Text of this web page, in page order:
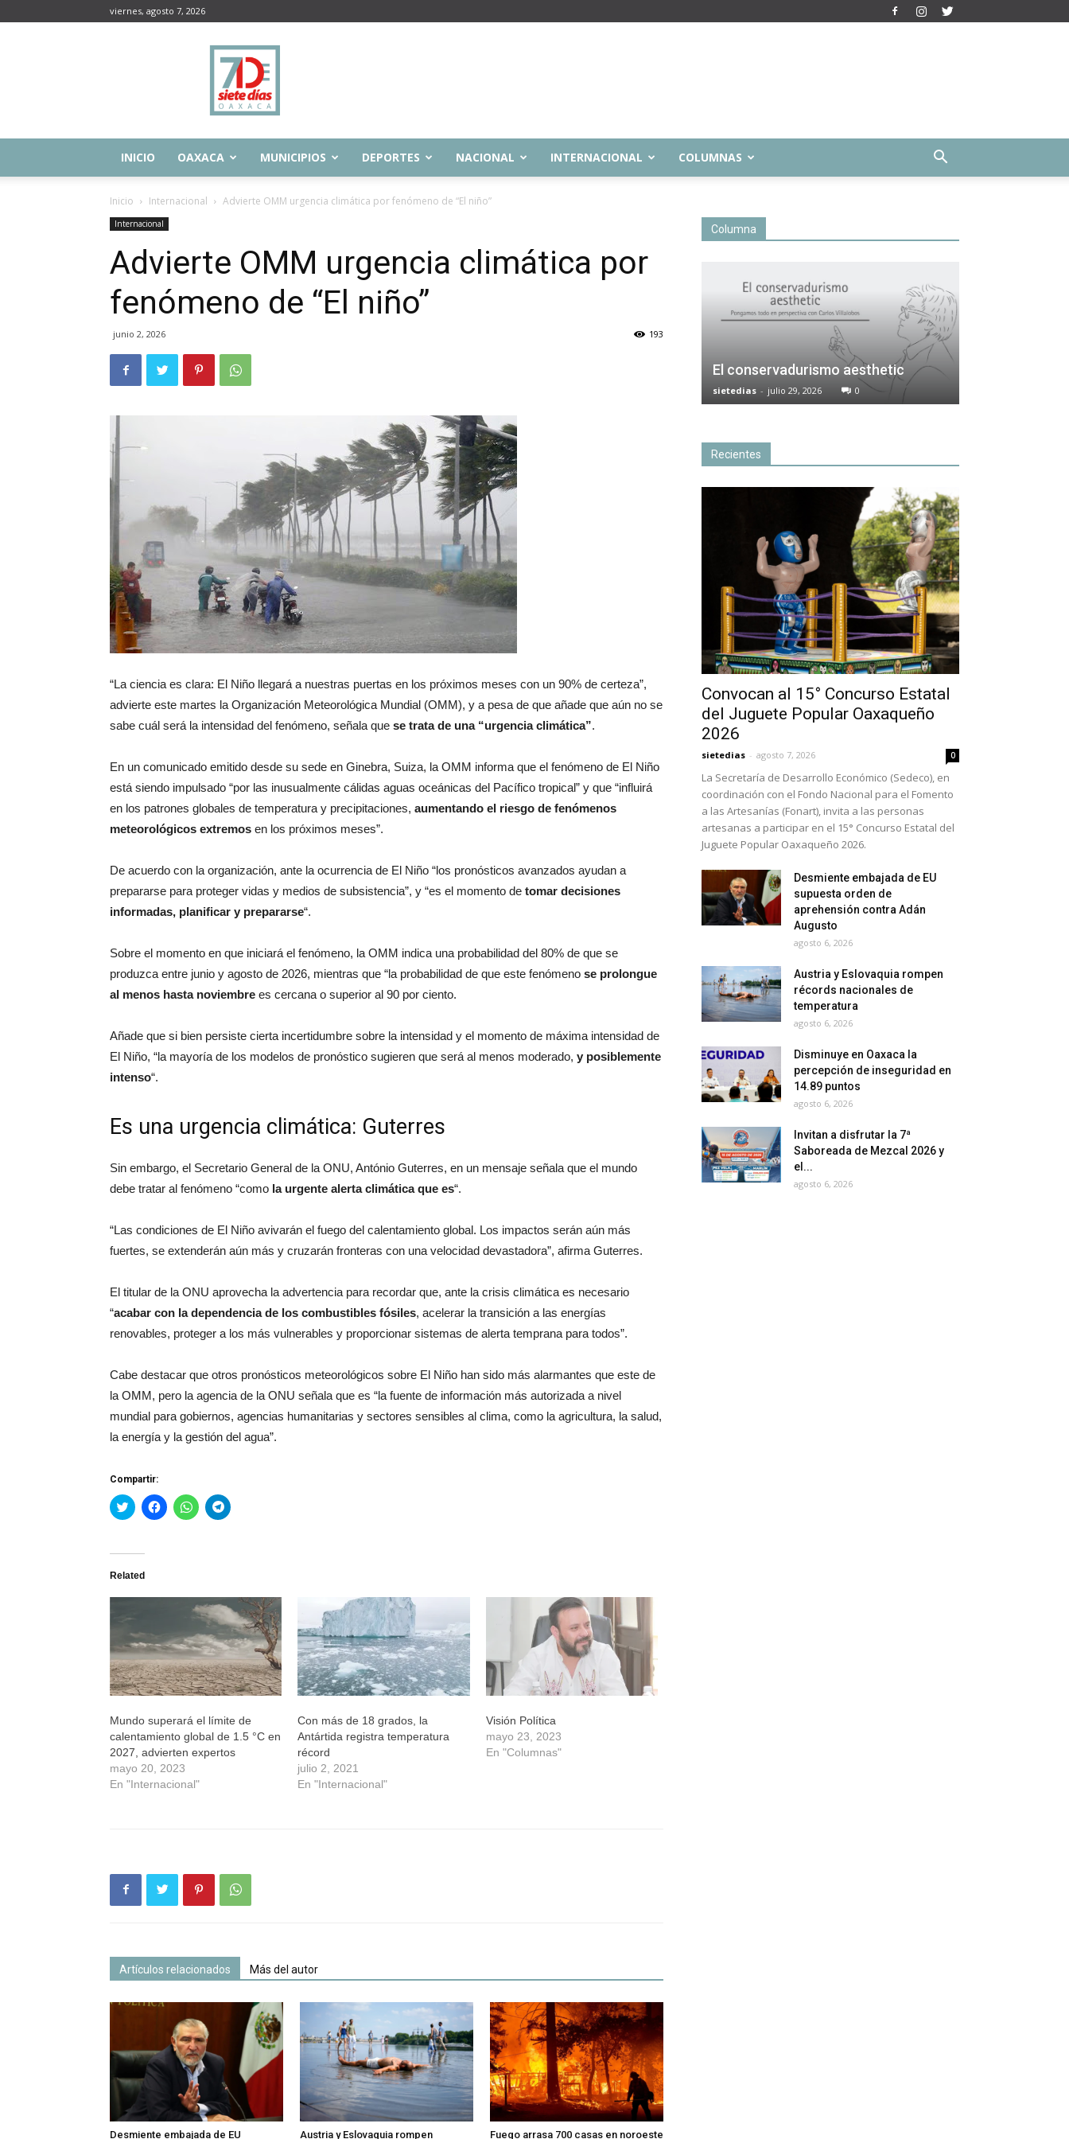
viernes, agosto 7, 2026
Siete
Días
Oaxaca
INICIO OAXACA MUNICIPIOS DEPORTES NACIONAL INTERNACIONAL COLUMNAS
Inicio Internacional Advierte OMM urgencia climática por fenómeno de “El niño”
Internacional
Advierte OMM urgencia climática por
fenómeno de “El niño”
junio 2, 2026 193
“La ciencia es clara: El Niño llegará a nuestras puertas en los próximos meses con un 90% de certeza”,
advierte este martes la Organización Meteorológica Mundial (OMM), y a pesa de que añade que aún no se
sabe cuál será la intensidad del fenómeno, señala que se trata de una “urgencia climática”.
En un comunicado emitido desde su sede en Ginebra, Suiza, la OMM informa que el fenómeno de El Niño
está siendo impulsado “por las inusualmente cálidas aguas oceánicas del Pacífico tropical” y que “influirá
en los patrones globales de temperatura y precipitaciones, aumentando el riesgo de fenómenos
meteorológicos extremos en los próximos meses”.
De acuerdo con la organización, ante la ocurrencia de El Niño “los pronósticos avanzados ayudan a
prepararse para proteger vidas y medios de subsistencia”, y “es el momento de tomar decisiones
informadas, planificar y prepararse“.
Sobre el momento en que iniciará el fenómeno, la OMM indica una probabilidad del 80% de que se
produzca entre junio y agosto de 2026, mientras que “la probabilidad de que este fenómeno se prolongue
al menos hasta noviembre es cercana o superior al 90 por ciento.
Añade que si bien persiste cierta incertidumbre sobre la intensidad y el momento de máxima intensidad de
El Niño, “la mayoría de los modelos de pronóstico sugieren que será al menos moderado, y posiblemente
intenso“.
Es una urgencia climática: Guterres
Sin embargo, el Secretario General de la ONU, António Guterres, en un mensaje señala que el mundo
debe tratar al fenómeno “como la urgente alerta climática que es“.
“Las condiciones de El Niño avivarán el fuego del calentamiento global. Los impactos serán aún más
fuertes, se extenderán aún más y cruzarán fronteras con una velocidad devastadora”, afirma Guterres.
El titular de la ONU aprovecha la advertencia para recordar que, ante la crisis climática es necesario
“acabar con la dependencia de los combustibles fósiles, acelerar la transición a las energías
renovables, proteger a los más vulnerables y proporcionar sistemas de alerta temprana para todos”.
Cabe destacar que otros pronósticos meteorológicos sobre El Niño han sido más alarmantes que este de
la OMM, pero la agencia de la ONU señala que es “la fuente de información más autorizada a nivel
mundial para gobiernos, agencias humanitarias y sectores sensibles al clima, como la agricultura, la salud,
la energía y la gestión del agua”.
Compartir:
Haz
clic
Twitter
abre
una
nueva)
Haz
clic
una
ventana
Haz
clic
una
ventana
nueva)
Haz
clic
una
ventana
nueva)
Related
Mundo superará el límite de
calentamiento global de 1.5 °C en
2027, advierten expertos
mayo 20, 2023
En "Internacional"
Con más de 18 grados, la
Antártida registra temperatura
récord
julio 2, 2021
En "Internacional"
Visión Política
mayo 23, 2023
En "Columnas"
Artículos relacionados Más del autor
Desmiente embajada de EU Austria y Eslovaquia rompen Fuego arrasa 700 casas en noroeste
Columna
El conservadurismo aesthetic
sietedias - julio 29, 2026 0
Recientes
Convocan al 15° Concurso Estatal
del Juguete Popular Oaxaqueño
2026
sietedias - agosto 7, 2026 0
La Secretaría de Desarrollo Económico (Sedeco), en
coordinación con el Fondo Nacional para el Fomento
a las Artesanías (Fonart), invita a las personas
artesanas a participar en el 15° Concurso Estatal del
Juguete Popular Oaxaqueño 2026.
Desmiente embajada de EU
supuesta orden de
aprehensión contra Adán
Augusto
agosto 6, 2026
Austria y Eslovaquia rompen
récords nacionales de
temperatura
agosto 6, 2026
Disminuye en Oaxaca la
percepción de inseguridad en
14.89 puntos
agosto 6, 2026
Invitan a disfrutar la 7ª
Saboreada de Mezcal 2026 y
el...
agosto 6, 2026